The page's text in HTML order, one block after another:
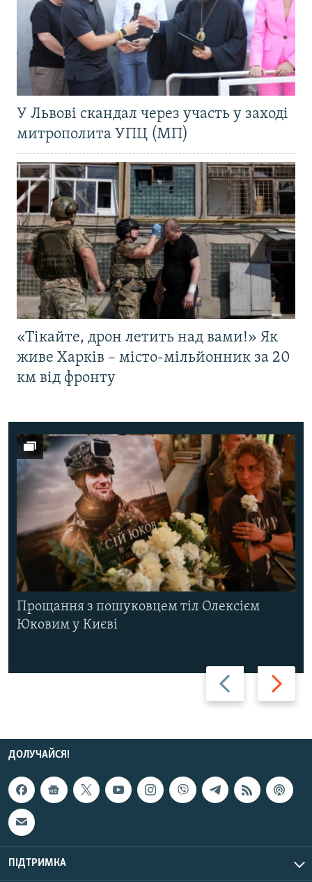
У Львові скандал через участь у заході
митрополита УПЦ (МП)
«Тікайте, дрон летить над вами!» Як
живе Харків – місто-мільйонник за 20
км від фронту
Назад Вперед
Прощання з пошуковцем тіл Олексієм
Юковим у Києві
ДОЛУЧАЙСЯ!
ПІДТРИМКА